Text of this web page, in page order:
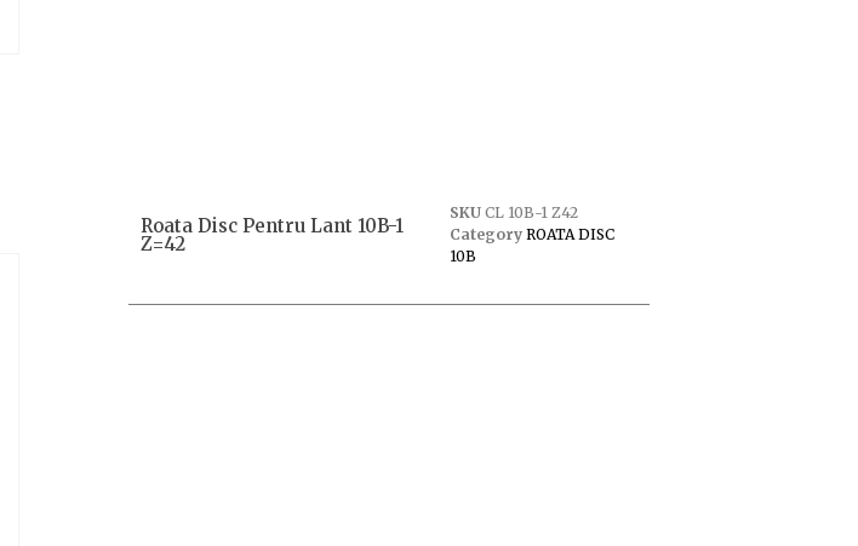
Roata Disc Pentru Lant 10B-1
Z=42
SKU CL 10B-1 Z42
Category ROATA DISC
10B